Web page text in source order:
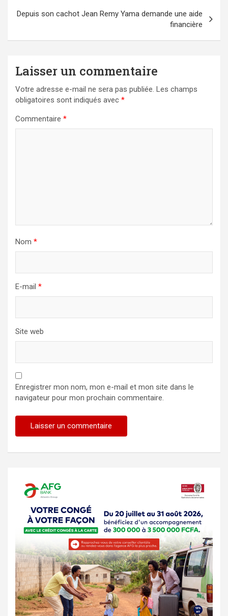
Depuis son cachot Jean Remy Yama demande une aide
financière
Laisser un commentaire
Votre adresse e-mail ne sera pas publiée. Les champs
obligatoires sont indiqués avec *
Commentaire *
Nom *
E-mail *
Site web
Enregistrer mon nom, mon e-mail et mon site dans le
navigateur pour mon prochain commentaire.